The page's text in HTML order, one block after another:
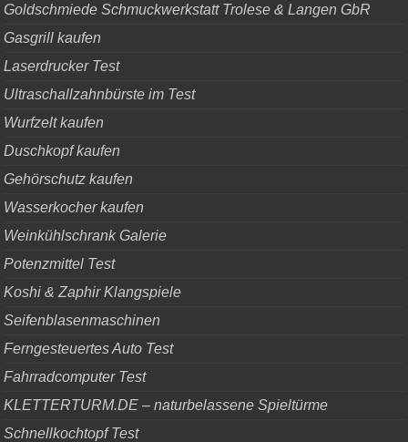
Goldschmiede Schmuckwerkstatt Trolese & Langen GbR
Gasgrill kaufen
Laserdrucker Test
Ultraschallzahnbürste im Test
Wurfzelt kaufen
Duschkopf kaufen
Gehörschutz kaufen
Wasserkocher kaufen
Weinkühlschrank Galerie
Potenzmittel Test
Koshi & Zaphir Klangspiele
Seifenblasenmaschinen
Ferngesteuertes Auto Test
Fahrradcomputer Test
KLETTERTURM.DE – naturbelassene Spieltürme
Schnellkochtopf Test